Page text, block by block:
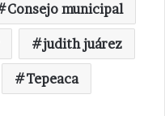
Consejo municipal
judith juárez
Tepeaca